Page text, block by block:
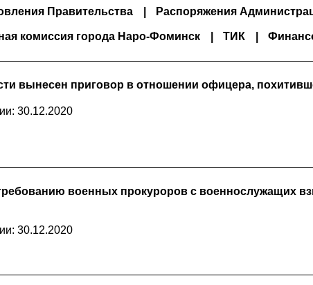
Правительства Распоряжения
комиссия города Наро-Фоминск ТИК
вынесен приговор в отношении офицера,
30.12.2020
военных прокуроров с военнослужащих
30.12.2020